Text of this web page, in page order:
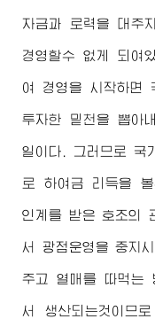
자금과 로력을 대주
경영할수 없게 되여
여 경영을 시작하면
투자한 밑천을 뽑아
일이다. 그러므로 국
로 하여금 리득을
인계를 받은 호조의
서 광점운영을 중지
주고 열매를 따먹는
서 생산되는것이므